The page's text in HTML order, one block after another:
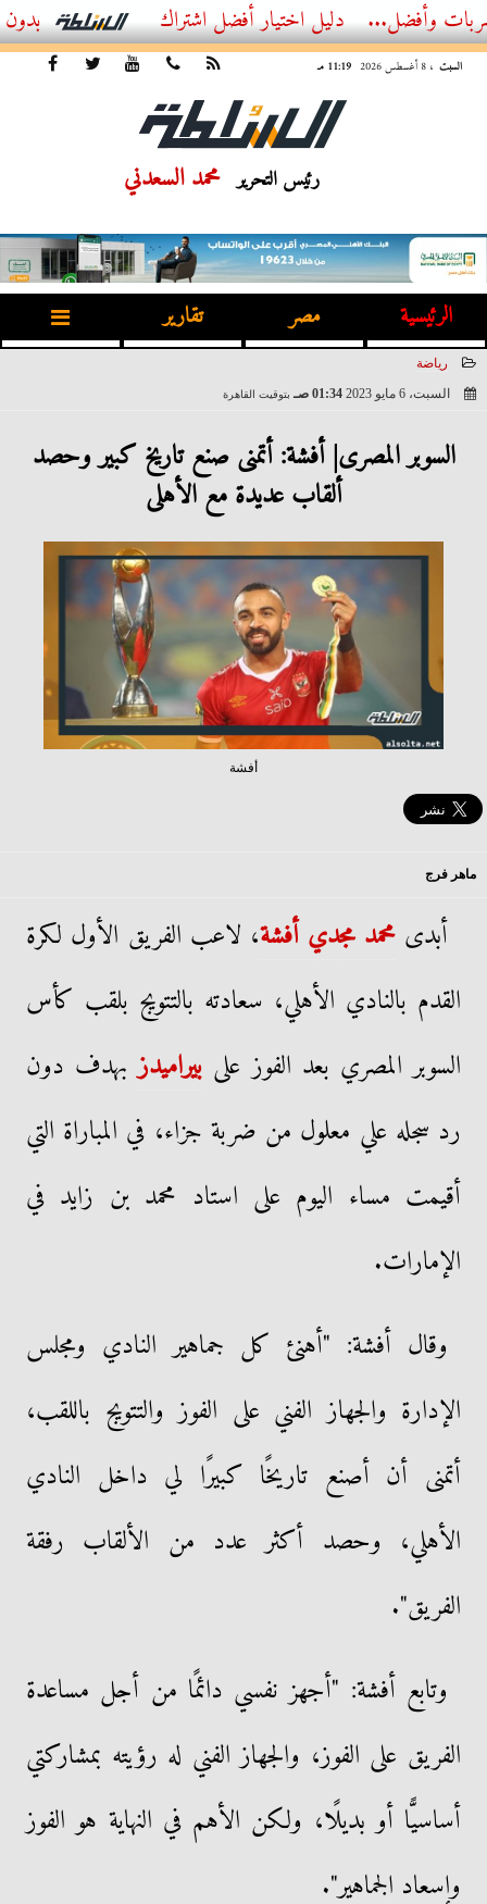
أفضل اشتراك IPTV بدون تقطيع 2026 – دليل المشاهد العصري
السبت ، 8 أغسطس 2026 11:19 مـ
رئيس التحرير محمد السعدني
الرئيسية مصر تقارير
رياضة
السبت، 6 مايو 2023
01:34 صـ بتوقيت القاهرة
السوبر المصرى| أفشة: أتمنى صنع تاريخ كبير وحصد
ألقاب عديدة مع الأهلى
أفشة
ماهر فرج
أبدىمحمد مجدي أفشة، لاعب الفريق الأول لكرة
القدم بالنادي الأهلي، سعادته بالتتويج بلقب كأس
السوبر المصري بعد الفوز على بيراميدزبهدف دون
رد سجله علي معلول من ضربة جزاء، ‏في المباراة التي
أقيمت مساء اليوم على استاد محمد بن زايد في
الإمارات.
وقال أفشة: "أهنئ كل جماهير النادي ومجلس
الإدارة والجهاز الفني على الفوز والتتويج باللقب،
أتمنى أن أصنع تاريخًا كبيرًا لي داخل النادي
الأهلي، وحصد أكثر عدد من الألقاب رفقة
الفريق".
وتابع أفشة: "أجهز نفسي دائمًا من أجل مساعدة
الفريق على الفوز، والجهاز الفني له رؤيته بمشاركتي
أساسيًّا أو بديلًا، ولكن الأهم في النهاية هو الفوز
وإسعاد الجماهير".